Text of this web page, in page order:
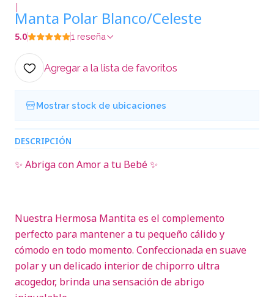
|
Manta Polar Blanco/Celeste
5.0 1 reseña
Agregar a la lista de favoritos
Mostrar stock de ubicaciones
DESCRIPCIÓN
✨ Abriga con Amor a tu Bebé ✨
Nuestra Hermosa Mantita es el complemento
perfecto para mantener a tu pequeño cálido y
cómodo en todo momento. Confeccionada en suave
polar y un delicado interior de chiporro ultra
acogedor, brinda una sensación de abrigo